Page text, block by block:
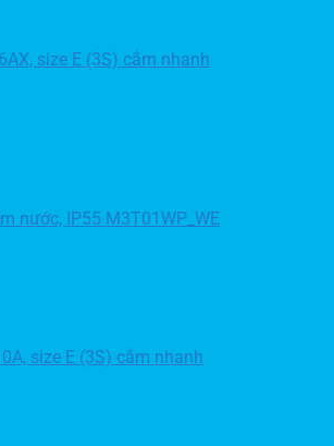
size E (3S) cắm nhanh
nước, IP55 M3T01WP_WE
size E (3S) cắm nhanh